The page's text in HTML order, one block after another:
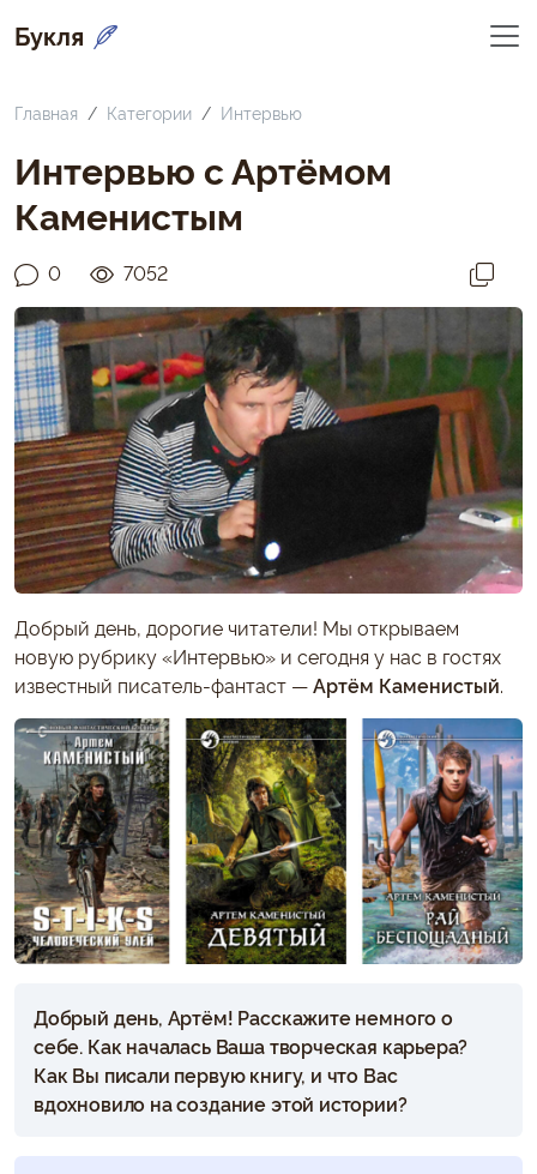
Букля
Главная Категории Интервью
Интервью с Артёмом
Каменистым
0 7052
Добрый день, дорогие читатели! Мы открываем
новую рубрику «Интервью» и сегодня у нас в гостях
известный писатель-фантаст —Артём Каменистый.
Добрый день, Артём! Расскажите немного о
себе. Как началась Ваша творческая карьера?
Как Вы писали первую книгу, и что Вас
вдохновило на создание этой истории?